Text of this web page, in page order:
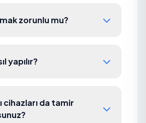
zorunlu mu?
yapılır?
cihazları da tamir